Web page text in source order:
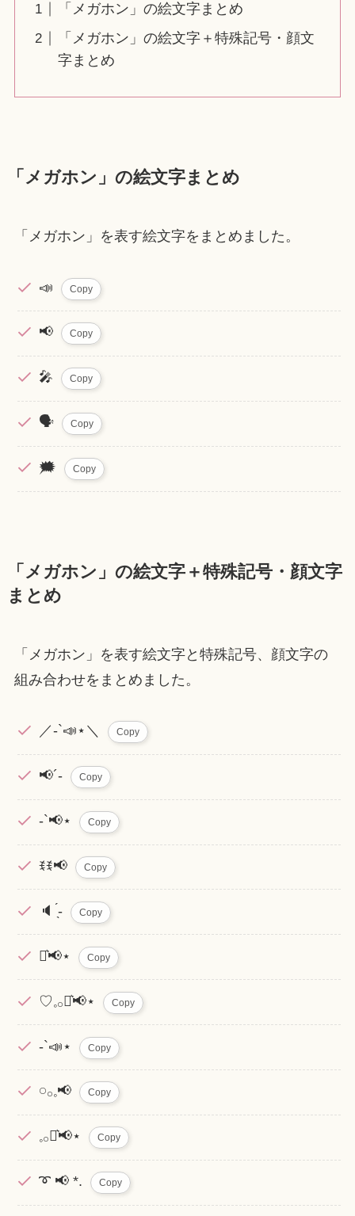
「メガホン」の絵文字まとめ
「メガホン」の絵文字＋特殊記号・顔文
字まとめ
「メガホン」の絵文字まとめ
「メガホン」を表す絵文字をまとめました。
📣 Copy
📢 Copy
🎤 Copy
🗣️ Copy
🗯️ Copy
「メガホン」の絵文字＋特殊記号・顔文字
まとめ
「メガホン」を表す絵文字と特殊記号、顔文字の
組み合わせをまとめました。
／-`📣⋆＼ Copy
📢´- Copy
-`📢⋆ Copy
ꉂꉂ📢 Copy
🔈 ̖́- Copy
⋆͛📢⋆ Copy
♡𓈒𓂂⋆͛📢⋆ Copy
-`📣⋆ Copy
𓏸𓂂𓈒📢 Copy
𓈒𓂂⋆͛📢⋆ Copy
➰ 📢 *. Copy